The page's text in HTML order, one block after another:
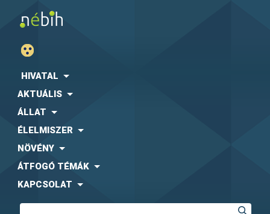
HIVATAL
AKTUÁLIS
ÁLLAT
ÉLELMISZER
NÖVÉNY
ÁTFOGÓ TÉMÁK
KAPCSOLAT